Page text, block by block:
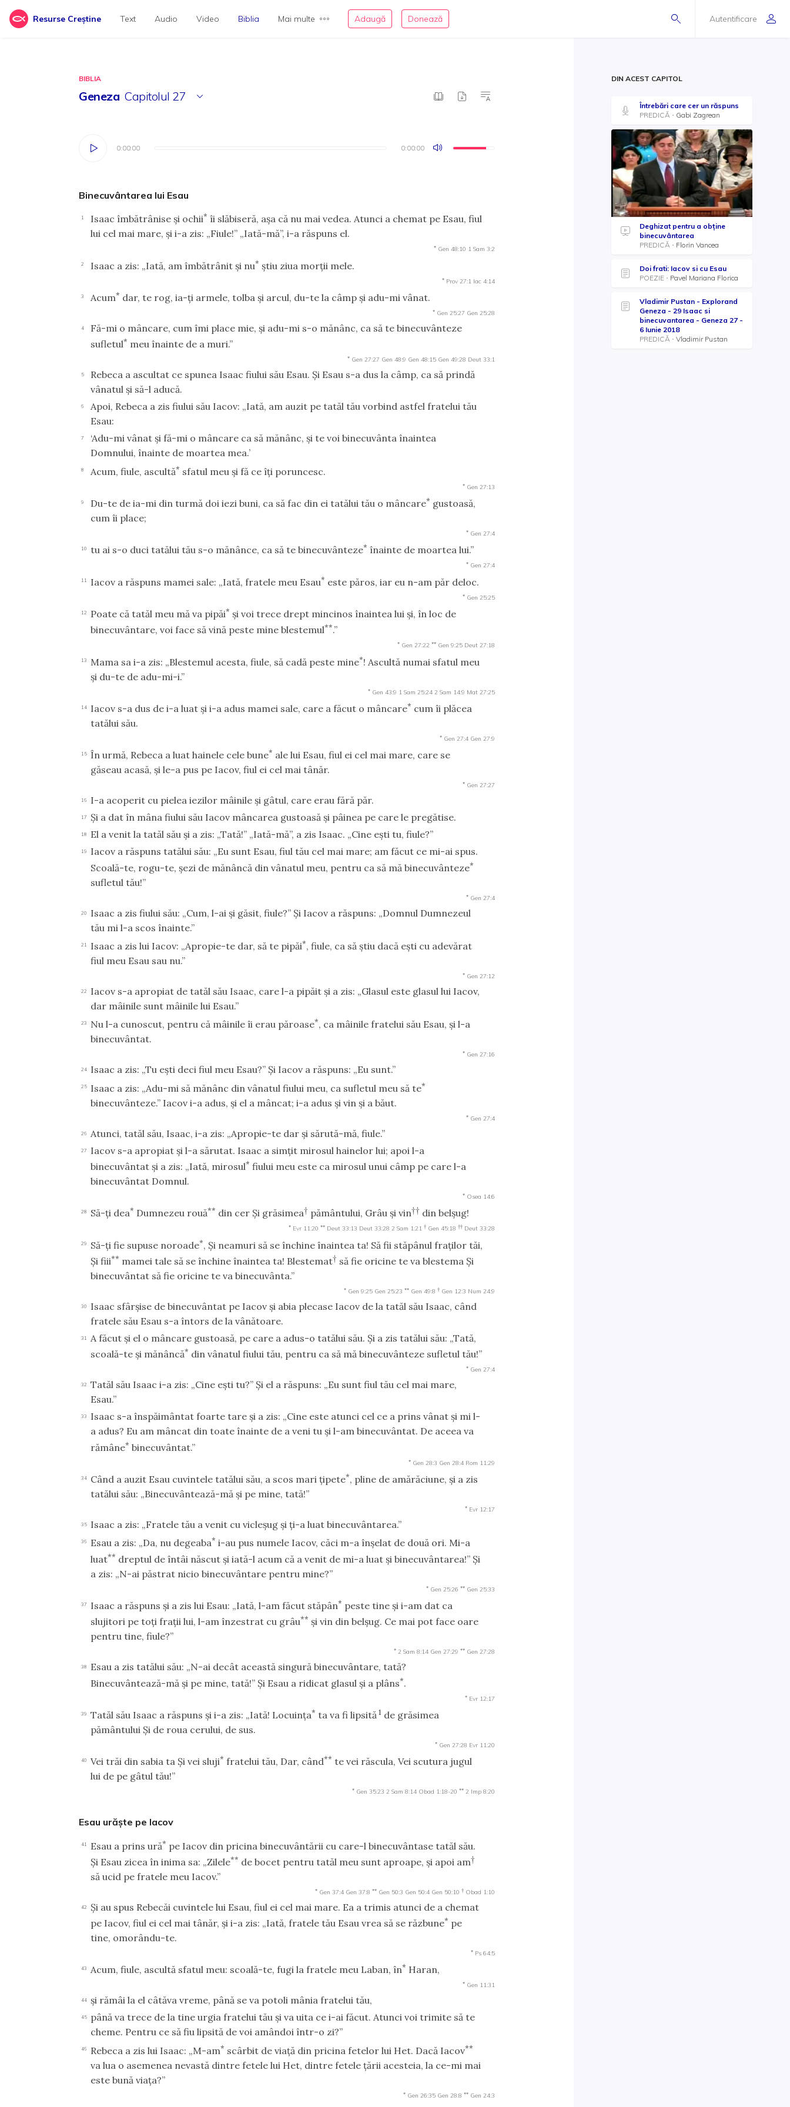
Resurse Creștine Autentificare
Text Audio Video Biblia Mai multe Adaugă Donează
BIBLIA
Geneza Capitolul 27
0:00:00 0:00:00
0:00:00 0:00:00
Binecuvântarea lui Esau
1 Isaac îmbătrânise şi ochii* îi slăbiseră, aşa că nu mai vedea. Atunci a chemat pe Esau, fiul
lui cel mai mare, şi i-a zis: „Fiule!” „Iată-mă”, i-a răspuns el.
* Gen 48:10 1 Sam 3:2
2 Isaac a zis: „Iată, am îmbătrânit şi nu* ştiu ziua morţii mele.
* Prov 27:1 Iac 4:14
3 Acum* dar, te rog, ia-ţi armele, tolba şi arcul, du-te la câmp şi adu-mi vânat.
* Gen 25:27 Gen 25:28
4
Fă-mi o mâncare, cum îmi place mie, şi adu-mi s-o mănânc, ca să te binecuvânteze
sufletul* meu înainte de a muri.”
* Gen 27:27 Gen 48:9 Gen 48:15 Gen 49:28 Deut 33:1
5
Rebeca a ascultat ce spunea Isaac fiului său Esau. Şi Esau s-a dus la câmp, ca să prindă
vânatul şi să-l aducă.
6
Apoi, Rebeca a zis fiului său Iacov: „Iată, am auzit pe tatăl tău vorbind astfel fratelui tău
Esau:
7
‘Adu-mi vânat şi fă-mi o mâncare ca să mănânc, şi te voi binecuvânta înaintea
Domnului, înainte de moartea mea.’
8 Acum, fiule, ascultă* sfatul meu şi fă ce îţi poruncesc.
* Gen 27:13
9 Du-te de ia-mi din turmă doi iezi buni, ca să fac din ei tatălui tău o mâncare* gustoasă,
cum îi place;
* Gen 27:4
10 tu ai s-o duci tatălui tău s-o mănânce, ca să te binecuvânteze* înainte de moartea lui.”
* Gen 27:4
11 Iacov a răspuns mamei sale: „Iată, fratele meu Esau* este păros, iar eu n-am păr deloc.
* Gen 25:25
12 Poate că tatăl meu mă va pipăi* şi voi trece drept mincinos înaintea lui şi, în loc de
binecuvântare, voi face să vină peste mine blestemul**.”
* Gen 27:22 ** Gen 9:25 Deut 27:18
13 Mama sa i-a zis: „Blestemul acesta, fiule, să cadă peste mine*! Ascultă numai sfatul meu
şi du-te de adu-mi-i.”
* Gen 43:9 1 Sam 25:24 2 Sam 14:9 Mat 27:25
14 Iacov s-a dus de i-a luat şi i-a adus mamei sale, care a făcut o mâncare* cum îi plăcea
tatălui său.
* Gen 27:4 Gen 27:9
15 În urmă, Rebeca a luat hainele cele bune* ale lui Esau, fiul ei cel mai mare, care se
găseau acasă, şi le-a pus pe Iacov, fiul ei cel mai tânăr.
* Gen 27:27
16 I-a acoperit cu pielea iezilor mâinile şi gâtul, care erau fără păr.
17 Şi a dat în mâna fiului său Iacov mâncarea gustoasă şi pâinea pe care le pregătise.
18 El a venit la tatăl său şi a zis: „Tată!” „Iată-mă”, a zis Isaac. „Cine eşti tu, fiule?”
19
Iacov a răspuns tatălui său: „Eu sunt Esau, fiul tău cel mai mare; am făcut ce mi-ai spus.
Scoală-te, rogu-te, şezi de mănâncă din vânatul meu, pentru ca să mă binecuvânteze*
sufletul tău!”
* Gen 27:4
20
Isaac a zis fiului său: „Cum, l-ai şi găsit, fiule?” Şi Iacov a răspuns: „Domnul Dumnezeul
tău mi l-a scos înainte.”
21 Isaac a zis lui Iacov: „Apropie-te dar, să te pipăi*, fiule, ca să ştiu dacă eşti cu adevărat
fiul meu Esau sau nu.”
* Gen 27:12
22
Iacov s-a apropiat de tatăl său Isaac, care l-a pipăit şi a zis: „Glasul este glasul lui Iacov,
dar mâinile sunt mâinile lui Esau.”
23 Nu l-a cunoscut, pentru că mâinile îi erau păroase*, ca mâinile fratelui său Esau, şi l-a
binecuvântat.
* Gen 27:16
24 Isaac a zis: „Tu eşti deci fiul meu Esau?” Şi Iacov a răspuns: „Eu sunt.”
25 Isaac a zis: „Adu-mi să mănânc din vânatul fiului meu, ca sufletul meu să te*
binecuvânteze.” Iacov i-a adus, şi el a mâncat; i-a adus şi vin şi a băut.
* Gen 27:4
26 Atunci, tatăl său, Isaac, i-a zis: „Apropie-te dar şi sărută-mă, fiule.”
27
Iacov s-a apropiat şi l-a sărutat. Isaac a simţit mirosul hainelor lui; apoi l-a
binecuvântat şi a zis: „Iată, mirosul* fiului meu este ca mirosul unui câmp pe care l-a
binecuvântat Domnul.
* Osea 14:6
28 Să-ţi dea* Dumnezeu rouă** din cer Şi grăsimea† pământului, Grâu şi vin†† din belşug!
* Evr 11:20 ** Deut 33:13 Deut 33:28 2 Sam 1:21 † Gen 45:18 †† Deut 33:28
29 Să-ţi fie supuse noroade*, Şi neamuri să se închine înaintea ta! Să fii stăpânul fraţilor tăi,
Şi fiii** mamei tale să se închine înaintea ta! Blestemat† să fie oricine te va blestema Şi
binecuvântat să fie oricine te va binecuvânta.”
* Gen 9:25 Gen 25:23 ** Gen 49:8 † Gen 12:3 Num 24:9
30
Isaac sfârşise de binecuvântat pe Iacov şi abia plecase Iacov de la tatăl său Isaac, când
fratele său Esau s-a întors de la vânătoare.
31
A făcut şi el o mâncare gustoasă, pe care a adus-o tatălui său. Şi a zis tatălui său: „Tată,
scoală-te şi mănâncă* din vânatul fiului tău, pentru ca să mă binecuvânteze sufletul tău!”
* Gen 27:4
32
Tatăl său Isaac i-a zis: „Cine eşti tu?” Şi el a răspuns: „Eu sunt fiul tău cel mai mare,
Esau.”
33
Isaac s-a înspăimântat foarte tare şi a zis: „Cine este atunci cel ce a prins vânat şi mi l-
a adus? Eu am mâncat din toate înainte de a veni tu şi l-am binecuvântat. De aceea va
rămâne* binecuvântat.”
* Gen 28:3 Gen 28:4 Rom 11:29
34 Când a auzit Esau cuvintele tatălui său, a scos mari ţipete*, pline de amărăciune, şi a zis
tatălui său: „Binecuvântează-mă şi pe mine, tată!”
* Evr 12:17
35 Isaac a zis: „Fratele tău a venit cu vicleşug şi ţi-a luat binecuvântarea.”
36 Esau a zis: „Da, nu degeaba* i-au pus numele Iacov, căci m-a înşelat de două ori. Mi-a
luat** dreptul de întâi născut şi iată-l acum că a venit de mi-a luat şi binecuvântarea!” Şi
a zis: „N-ai păstrat nicio binecuvântare pentru mine?”
* Gen 25:26 ** Gen 25:33
37 Isaac a răspuns şi a zis lui Esau: „Iată, l-am făcut stăpân* peste tine şi i-am dat ca
slujitori pe toţi fraţii lui, l-am înzestrat cu grâu** şi vin din belşug. Ce mai pot face oare
pentru tine, fiule?”
* 2 Sam 8:14 Gen 27:29 ** Gen 27:28
38
Esau a zis tatălui său: „N-ai decât această singură binecuvântare, tată?
Binecuvântează-mă şi pe mine, tată!” Şi Esau a ridicat glasul şi a plâns*.
* Evr 12:17
39 Tatăl său Isaac a răspuns şi i-a zis: „Iată! Locuinţa* ta va fi lipsită 1 de grăsimea
pământului Şi de roua cerului, de sus.
* Gen 27:28 Evr 11:20
40 Vei trăi din sabia ta Şi vei sluji* fratelui tău, Dar, când** te vei răscula, Vei scutura jugul
lui de pe gâtul tău!”
* Gen 35:23 2 Sam 8:14 Obad 1:18-20 ** 2 Imp 8:20
Esau urăşte pe Iacov
41 Esau a prins ură* pe Iacov din pricina binecuvântării cu care-l binecuvântase tatăl său.
Şi Esau zicea în inima sa: „Zilele** de bocet pentru tatăl meu sunt aproape, şi apoi am†
să ucid pe fratele meu Iacov.”
* Gen 37:4 Gen 37:8 ** Gen 50:3 Gen 50:4 Gen 50:10 † Obad 1:10
42
Şi au spus Rebecăi cuvintele lui Esau, fiul ei cel mai mare. Ea a trimis atunci de a chemat
pe Iacov, fiul ei cel mai tânăr, şi i-a zis: „Iată, fratele tău Esau vrea să se răzbune* pe
tine, omorându-te.
* Ps 64:5
43 Acum, fiule, ascultă sfatul meu: scoală-te, fugi la fratele meu Laban, în* Haran,
* Gen 11:31
44 şi rămâi la el câtăva vreme, până se va potoli mânia fratelui tău,
45
până va trece de la tine urgia fratelui tău şi va uita ce i-ai făcut. Atunci voi trimite să te
cheme. Pentru ce să fiu lipsită de voi amândoi într-o zi?”
46 Rebeca a zis lui Isaac: „M-am* scârbit de viaţă din pricina fetelor lui Het. Dacă Iacov**
va lua o asemenea nevastă dintre fetele lui Het, dintre fetele ţării acesteia, la ce-mi mai
este bună viaţa?”
* Gen 26:35 Gen 28:8 ** Gen 24:3
DIN ACEST CAPITOL
Întrebări care cer un răspuns
PREDICĂ
Gabi Zagrean
Deghizat pentru a obţine
binecuvântarea
PREDICĂ
Florin Vancea
Doi frati: Iacov si cu Esau
POEZIE
Pavel Mariana Florica
Vladimir Pustan - Explorand
Geneza - 29 Isaac si
binecuvantarea - Geneza 27 -
6 Iunie 2018
PREDICĂ
Vladimir Pustan